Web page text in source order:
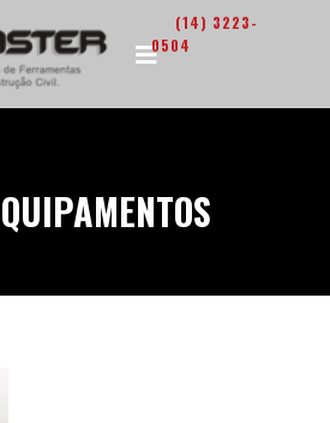
(14) 3223-
0504